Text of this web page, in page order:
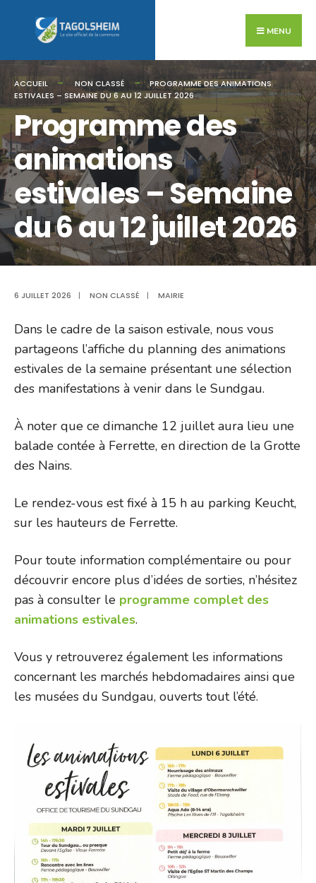
MENU
ACCUEIL NON CLASSÉ
PROGRAMME DES ANIMATIONS
ESTIVALES – SEMAINE DU 6 AU 12 JUILLET 2026
Programme des
animations
estivales – Semaine
du 6 au 12 juillet 2026
6 JUILLET 2026 | NON CLASSÉ | MAIRIE
Dans le cadre de la saison estivale, nous vous
partageons l’affiche du planning des animations
estivales de la semaine présentant une sélection
des manifestations à venir dans le Sundgau.
À noter que ce dimanche 12 juillet aura lieu une
balade contée à Ferrette, en direction de la Grotte
des Nains.
Le rendez-vous est fixé à 15 h au parking Keucht,
sur les hauteurs de Ferrette.
Pour toute information complémentaire ou pour
découvrir encore plus d’idées de sorties, n’hésitez
pas à consulter le programme complet des
animations estivales.
Vous y retrouverez également les informations
concernant les marchés hebdomadaires ainsi que
les musées du Sundgau, ouverts tout l’été.
for: